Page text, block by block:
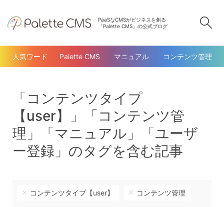
PaaSなCMSがビジネスを創る
「Palette CMS」の公式ブログ
人気ワード Palette CMS マニュアル コンテンツ管理
「コンテンツタイプ
【user】」「コンテンツ管
理」「マニュアル」「ユーザ
ー登録」のタグを含む記事
コンテンツタイプ【user】 コンテンツ管理